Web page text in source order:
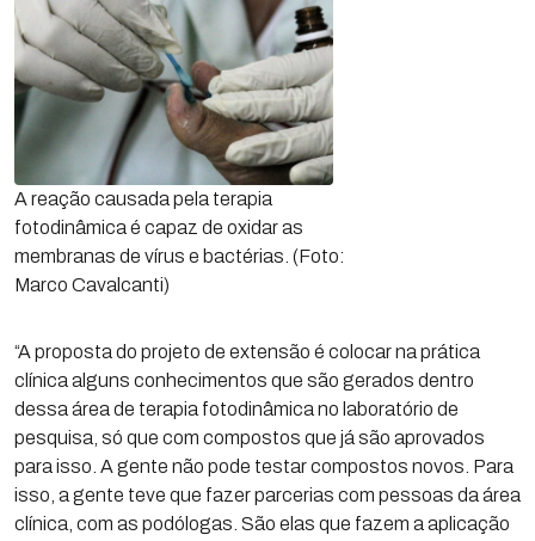
A reação causada pela terapia
fotodinâmica é capaz de oxidar as
membranas de vírus e bactérias. (Foto:
Marco Cavalcanti)
“A proposta do projeto de extensão é colocar na prática
clínica alguns conhecimentos que são gerados dentro
dessa área de terapia fotodinâmica no laboratório de
pesquisa, só que com compostos que já são aprovados
para isso. A gente não pode testar compostos novos. Para
isso, a gente teve que fazer parcerias com pessoas da área
clínica, com as podólogas. São elas que fazem a aplicação